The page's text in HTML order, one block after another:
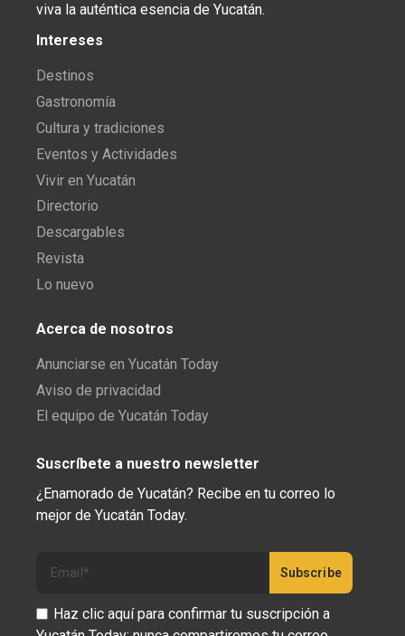
viva la auténtica esencia de Yucatán.
Intereses
Destinos
Gastronomía
Cultura y tradiciones
Eventos y Actividades
Vivir en Yucatán
Directorio
Descargables
Revista
Lo nuevo
Acerca de nosotros
Anunciarse en Yucatán Today
Aviso de privacidad
El equipo de Yucatán Today
Suscríbete a nuestro newsletter
¿Enamorado de Yucatán? Recibe en tu correo lo
mejor de Yucatán Today.
Haz clic aquí para confirmar tu suscripción a